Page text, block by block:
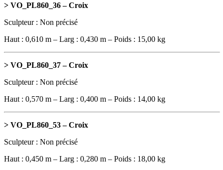
> VO_PL860_36 –Croix
Sculpteur : Non précisé
Haut : 0,610 m – Larg : 0,430 m – Poids : 15,00 kg
> VO_PL860_37 –Croix
Sculpteur : Non précisé
Haut : 0,570 m – Larg : 0,400 m – Poids : 14,00 kg
> VO_PL860_53 –Croix
Sculpteur : Non précisé
Haut : 0,450 m – Larg : 0,280 m – Poids : 18,00 kg